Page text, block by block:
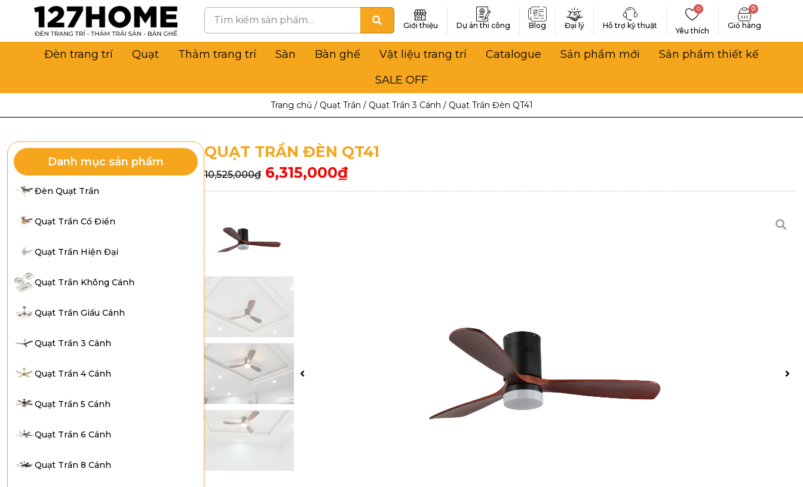
Giới thiệu Dự án thi công Blog Đại lý Hỗ trợ kỹ thuật
Yêu thích
0 0
Đèn trang trí Quạt Thảm trang trí Sàn Bàn ghế Vật liệu trang trí Catalogue Sản phẩm mới
Sản phẩm thiết kế
SALE OFF
Trang chủ / Quạt Trần / Quạt Trần 3 Cánh / Quạt Trần Đèn QT41
Danh mục sản phẩm
Đèn Quạt Trần
Quạt Trần Cổ Điển
Quạt Trần Hiện Đại
Quạt Trần Không Cánh
Quạt Trần Giấu Cánh
Quạt Trần 3 Cánh
Quạt Trần 4 Cánh
Quạt Trần 5 Cánh
Quạt Trần 6 Cánh
Quạt Trần 8 Cánh
QUẠT TRẦN ĐÈN QT41
10,525,000₫ 6,315,000₫